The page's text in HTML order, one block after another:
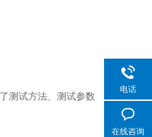
测试方法、测试参数
电话
在线咨询